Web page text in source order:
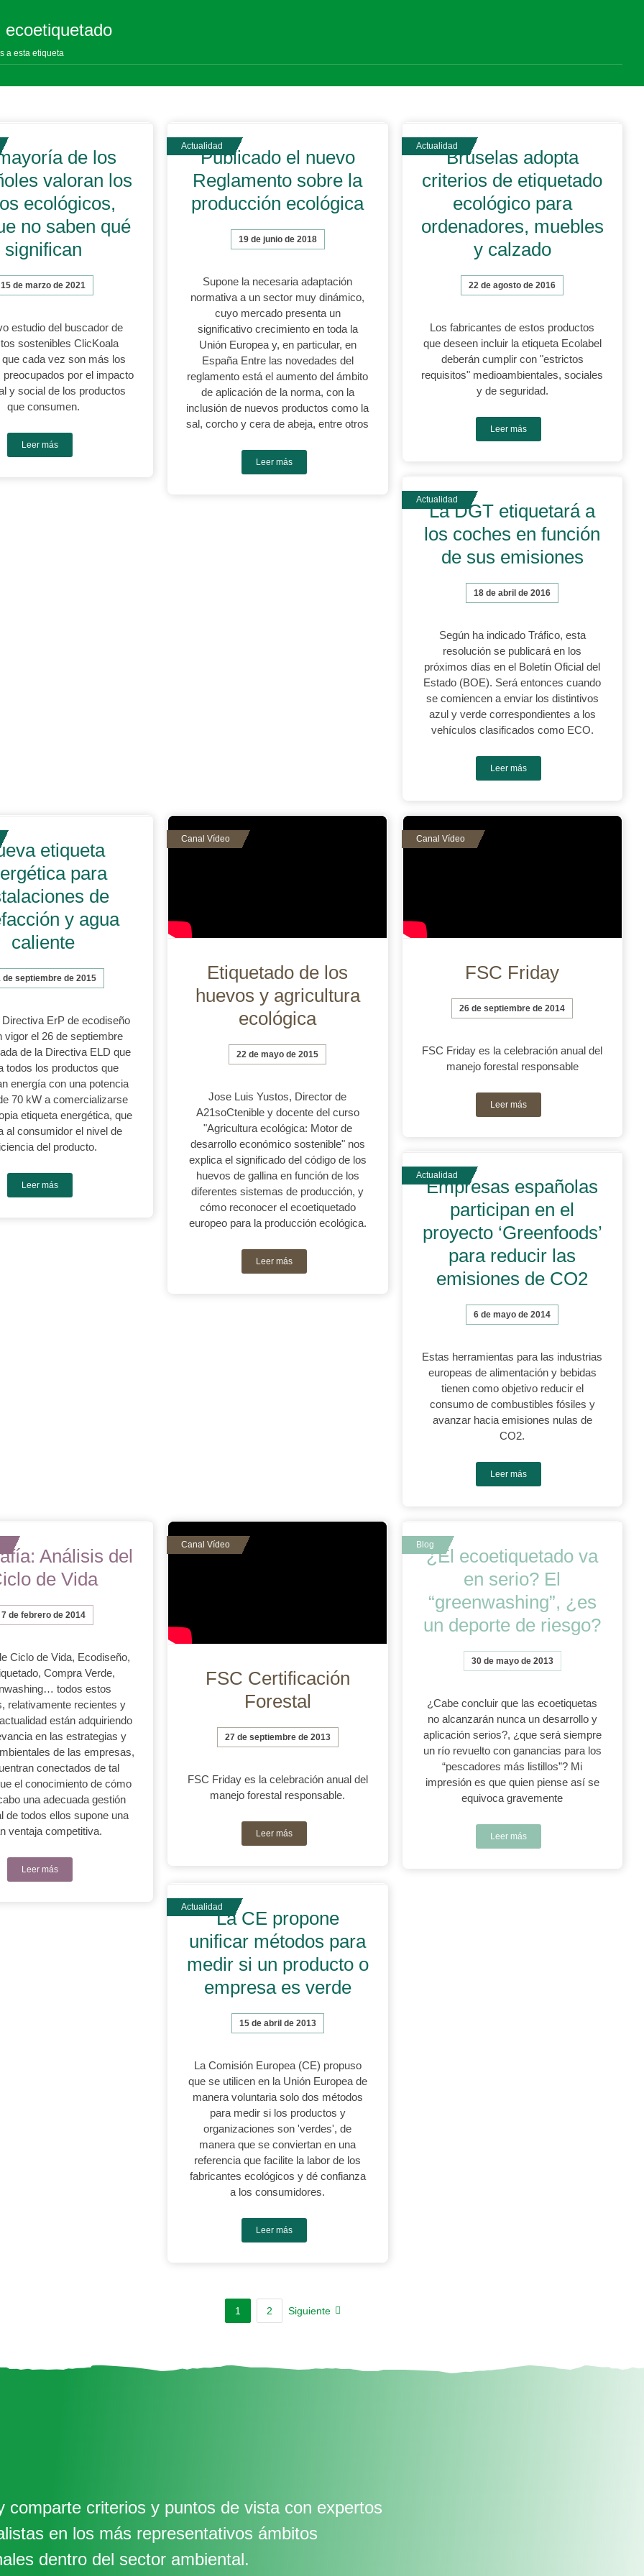
ecoetiquetado
a esta etiqueta
de los
valoran los
ecológicos,
no saben qué
significan
15 de marzo de 2021
estudio del buscador de
sostenibles ClicKoala
cada vez son más los
preocupados por el impacto
y social de los productos
que consumen.
Leer más
Publicado el nuevo
Reglamento sobre la
producción ecológica
19 de junio de 2018
Supone la necesaria adaptación
normativa a un sector muy dinámico,
cuyo mercado presenta un
significativo crecimiento en toda la
Unión Europea y, en particular, en
España Entre las novedades del
reglamento está el aumento del ámbito
de aplicación de la norma, con la
inclusión de nuevos productos como la
sal, corcho y cera de abeja, entre otros
Leer más
Bruselas adopta
criterios de etiquetado
ecológico para
ordenadores, muebles
y calzado
22 de agosto de 2016
Los fabricantes de estos productos
que deseen incluir la etiqueta Ecolabel
deberán cumplir con "estrictos
requisitos" medioambientales, sociales
y de seguridad.
Leer más
La DGT etiquetará a
los coches en función
de sus emisiones
18 de abril de 2016
Según ha indicado Tráfico, esta
resolución se publicará en los
próximos días en el Boletín Oficial del
Estado (BOE). Será entonces cuando
se comiencen a enviar los distintivos
azul y verde correspondientes a los
vehículos clasificados como ECO.
Leer más
etiqueta
para
de
y agua
caliente
de septiembre de 2015
Directiva ErP de ecodiseño
vigor el 26 de septiembre
de la Directiva ELD que
todos los productos que
energía con una potencia
70 kW a comercializarse
etiqueta energética, que
al consumidor el nivel de
del producto.
Leer más
Etiquetado de los
huevos y agricultura
ecológica
22 de mayo de 2015
Jose Luis Yustos, Director de
A21soCtenible y docente del curso
"Agricultura ecológica: Motor de
desarrollo económico sostenible" nos
explica el significado del código de los
huevos de gallina en función de los
diferentes sistemas de producción, y
cómo reconocer el ecoetiquetado
europeo para la producción ecológica.
Leer más
FSC Friday
26 de septiembre de 2014
FSC Friday es la celebración anual del
manejo forestal responsable
Leer más
Empresas españolas
participan en el
proyecto ‘Greenfoods’
para reducir las
emisiones de CO2
6 de mayo de 2014
Estas herramientas para las industrias
europeas de alimentación y bebidas
tienen como objetivo reducir el
consumo de combustibles fósiles y
avanzar hacia emisiones nulas de
CO2.
Leer más
Análisis del
de Vida
7 de febrero de 2014
Ciclo de Vida, Ecodiseño,
Compra Verde,
todos estos
relativamente recientes y
están adquiriendo
en las estrategias y
de las empresas,
conectados de tal
el conocimiento de cómo
una adecuada gestión
de todos ellos supone una
ventaja competitiva.
Leer más
FSC Certificación
Forestal
27 de septiembre de 2013
FSC Friday es la celebración anual del
manejo forestal responsable.
Leer más
¿El ecoetiquetado va
en serio? El
“greenwashing”, ¿es
un deporte de riesgo?
30 de mayo de 2013
¿Cabe concluir que las ecoetiquetas
no alcanzarán nunca un desarrollo y
aplicación serios?, ¿que será siempre
un río revuelto con ganancias para los
“pescadores más listillos”? Mi
impresión es que quien piense así se
equivoca gravemente
Leer más
La CE propone
unificar métodos para
medir si un producto o
empresa es verde
15 de abril de 2013
La Comisión Europea (CE) propuso
que se utilicen en la Unión Europea de
manera voluntaria solo dos métodos
para medir si los productos y
organizaciones son 'verdes', de
manera que se conviertan en una
referencia que facilite la labor de los
fabricantes ecológicos y dé confianza
a los consumidores.
Leer más
1 2 Siguiente
comparte criterios y puntos de vista con expertos
en los más representativos ámbitos
dentro del sector ambiental.